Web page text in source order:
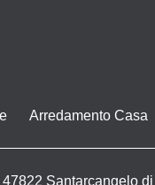
Arredamento Casa
Santarcangelo